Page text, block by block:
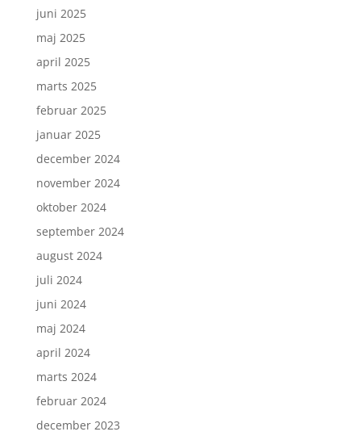
juni 2025
maj 2025
april 2025
marts 2025
februar 2025
januar 2025
december 2024
november 2024
oktober 2024
september 2024
august 2024
juli 2024
juni 2024
maj 2024
april 2024
marts 2024
februar 2024
december 2023